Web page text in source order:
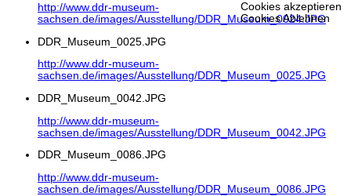
http://www.ddr-museum-
sachsen.de/images/Ausstellung/DDR_Museum_0024.JPG
DDR_Museum_0025.JPG
http://www.ddr-museum-
sachsen.de/images/Ausstellung/DDR_Museum_0025.JPG
DDR_Museum_0042.JPG
http://www.ddr-museum-
sachsen.de/images/Ausstellung/DDR_Museum_0042.JPG
DDR_Museum_0086.JPG
http://www.ddr-museum-
sachsen.de/images/Ausstellung/DDR_Museum_0086.JPG
Cookies akzeptieren
Cookies Ablehnen